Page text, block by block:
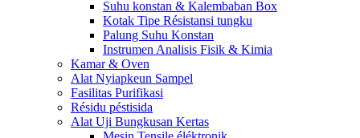
Suhu konstan & Kalembaban Box
Kotak Tipe Résistansi tungku
Palung Suhu Konstan
Instrumen Analisis Fisik & Kimia
Kamar & Oven
Alat Nyiapkeun Sampel
Fasilitas Purifikasi
Résidu péstisida
Alat Uji Bungkusan Kertas